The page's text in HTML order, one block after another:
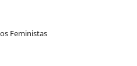
Feministas